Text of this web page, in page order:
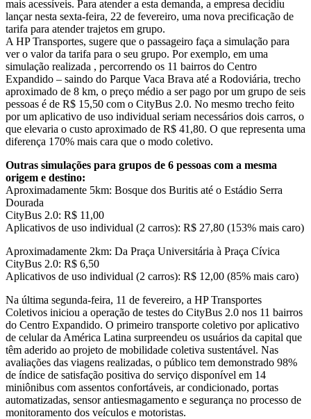
mais acessíveis. Para atender a esta demanda, a empresa decidiu
lançar nesta sexta-feira, 22 de fevereiro, uma nova precificação de
tarifa para atender trajetos em grupo.
A HP Transportes, sugere que o passageiro faça a simulação para
ver o valor da tarifa para o seu grupo. Por exemplo, em uma
simulação realizada , percorrendo os 11 bairros do Centro
Expandido – saindo do Parque Vaca Brava até a Rodoviária, trecho
aproximado de 8 km, o preço médio a ser pago por um grupo de seis
pessoas é de R$ 15,50 com o CityBus 2.0. No mesmo trecho feito
por um aplicativo de uso individual seriam necessários dois carros, o
que elevaria o custo aproximado de R$ 41,80. O que representa uma
diferença 170% mais cara que o modo coletivo.
Outras simulações para grupos de 6 pessoas com a mesma
origem e destino:
Aproximadamente 5km: Bosque dos Buritis até o Estádio Serra
Dourada
CityBus 2.0: R$ 11,00
Aplicativos de uso individual (2 carros): R$ 27,80 (153% mais caro)
Aproximadamente 2km: Da Praça Universitária à Praça Cívica
CityBus 2.0: R$ 6,50
Aplicativos de uso individual (2 carros): R$ 12,00 (85% mais caro)
Na última segunda-feira, 11 de fevereiro, a HP Transportes
Coletivos iniciou a operação de testes do CityBus 2.0 nos 11 bairros
do Centro Expandido. O primeiro transporte coletivo por aplicativo
de celular da América Latina surpreendeu os usuários da capital que
têm aderido ao projeto de mobilidade coletiva sustentável. Nas
avaliações das viagens realizadas, o público tem demonstrado 98%
de índice de satisfação positiva do serviço disponível em 14
miniônibus com assentos confortáveis, ar condicionado, portas
automatizadas, sensor antiesmagamento e segurança no processo de
monitoramento dos veículos e motoristas.